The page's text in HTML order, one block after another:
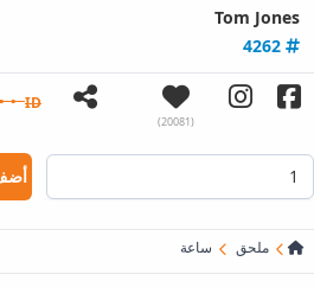
Tom Jones
(20081)
ID١٨١.٠٠٠
ملحق ساعة